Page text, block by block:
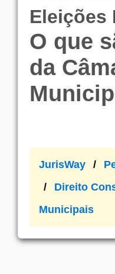
Eleições
O que
da
JurisWay
Direito
Municipais